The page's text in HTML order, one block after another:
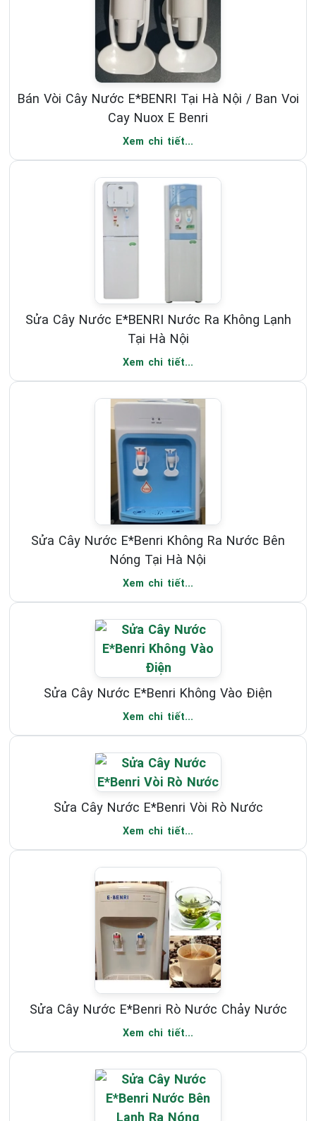
Bán Vòi Cây Nước E*BENRI Tại Hà Nội / Ban Voi
Cay Nuox E Benri
Xem chi tiết...
Sửa Cây Nước E*BENRI Nước Ra Không Lạnh
Tại Hà Nội
Xem chi tiết...
Sửa Cây Nước E*Benri Không Ra Nước Bên
Nóng Tại Hà Nội
Xem chi tiết...
Sửa Cây Nước E*Benri Không Vào Điện
Xem chi tiết...
Sửa Cây Nước E*Benri Vòi Rò Nước
Xem chi tiết...
Sửa Cây Nước E*Benri Rò Nước Chảy Nước
Xem chi tiết...